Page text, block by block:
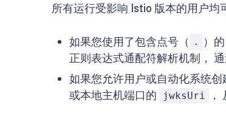
所有运行受影响 Istio 版本的用户均
如果您使用了包含点号（ . ）的
正则表达式通配符解析机制，
如果您允许用户或自动化系统创
或本地主机端口的
jwksUri